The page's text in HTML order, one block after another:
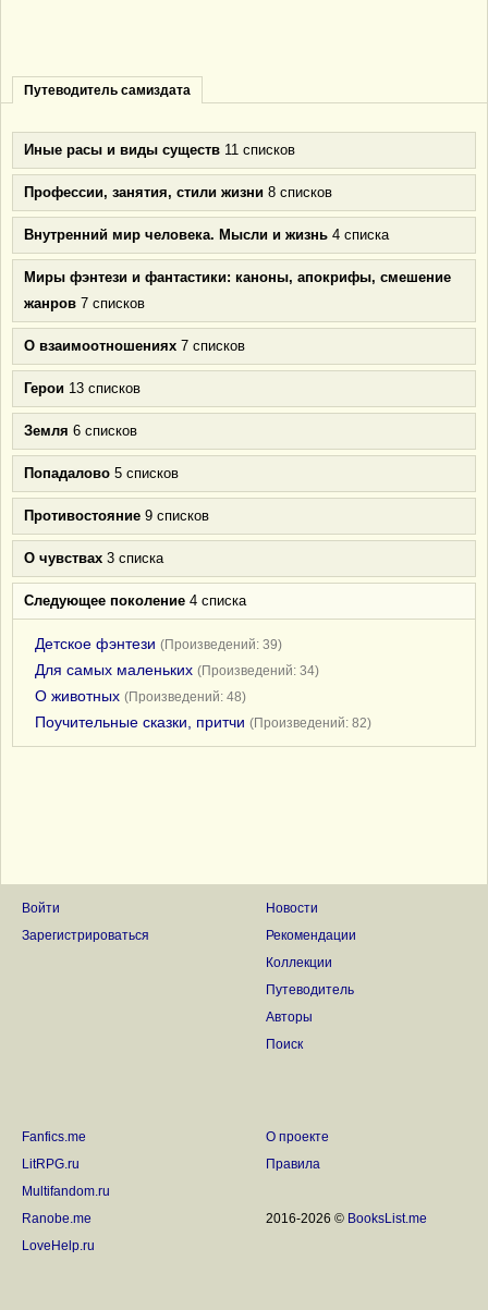
Путеводитель самиздата
Иные расы и виды существ 11 списков
Профессии, занятия, стили жизни 8 списков
Внутренний мир человека. Мысли и жизнь 4 списка
Миры фэнтези и фантастики: каноны, апокрифы, смешение
жанров 7 списков
О взаимоотношениях 7 списков
Герои 13 списков
Земля 6 списков
Попадалово 5 списков
Противостояние 9 списков
О чувствах 3 списка
Следующее поколение 4 списка
Детское фэнтези (Произведений: 39)
Для самых маленьких (Произведений: 34)
О животных (Произведений: 48)
Поучительные сказки, притчи (Произведений: 82)
Войти
Зарегистрироваться
Новости
Рекомендации
Коллекции
Путеводитель
Авторы
Поиск
Fanfics.me
LitRPG.ru
Multifandom.ru
Ranobe.me
LoveHelp.ru
О проекте
Правила
2016-2026 © BooksList.me